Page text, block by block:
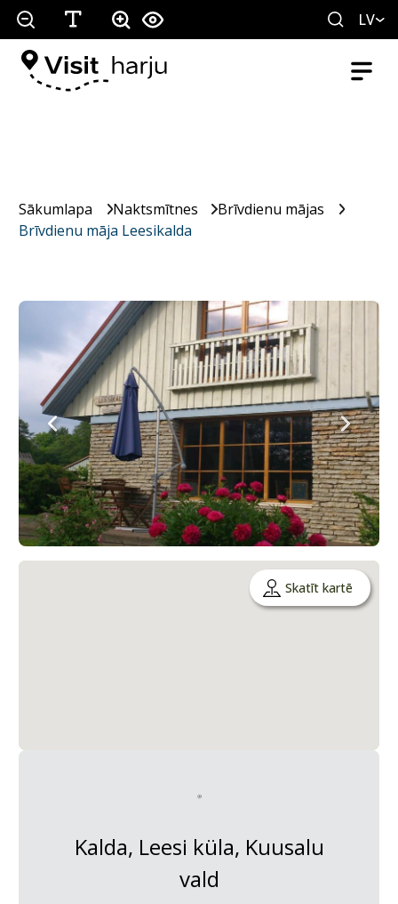
LV
Sākumlapa Naktsmītnes
Brīvdienu mājas
Brīvdienu māja Leesikalda
Skatīt kartē
Kalda, Leesi küla, Kuusalu
vald